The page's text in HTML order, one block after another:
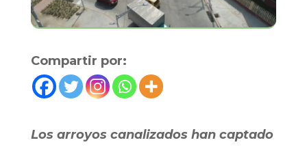
Compartir por:
Los arroyos canalizados han captado